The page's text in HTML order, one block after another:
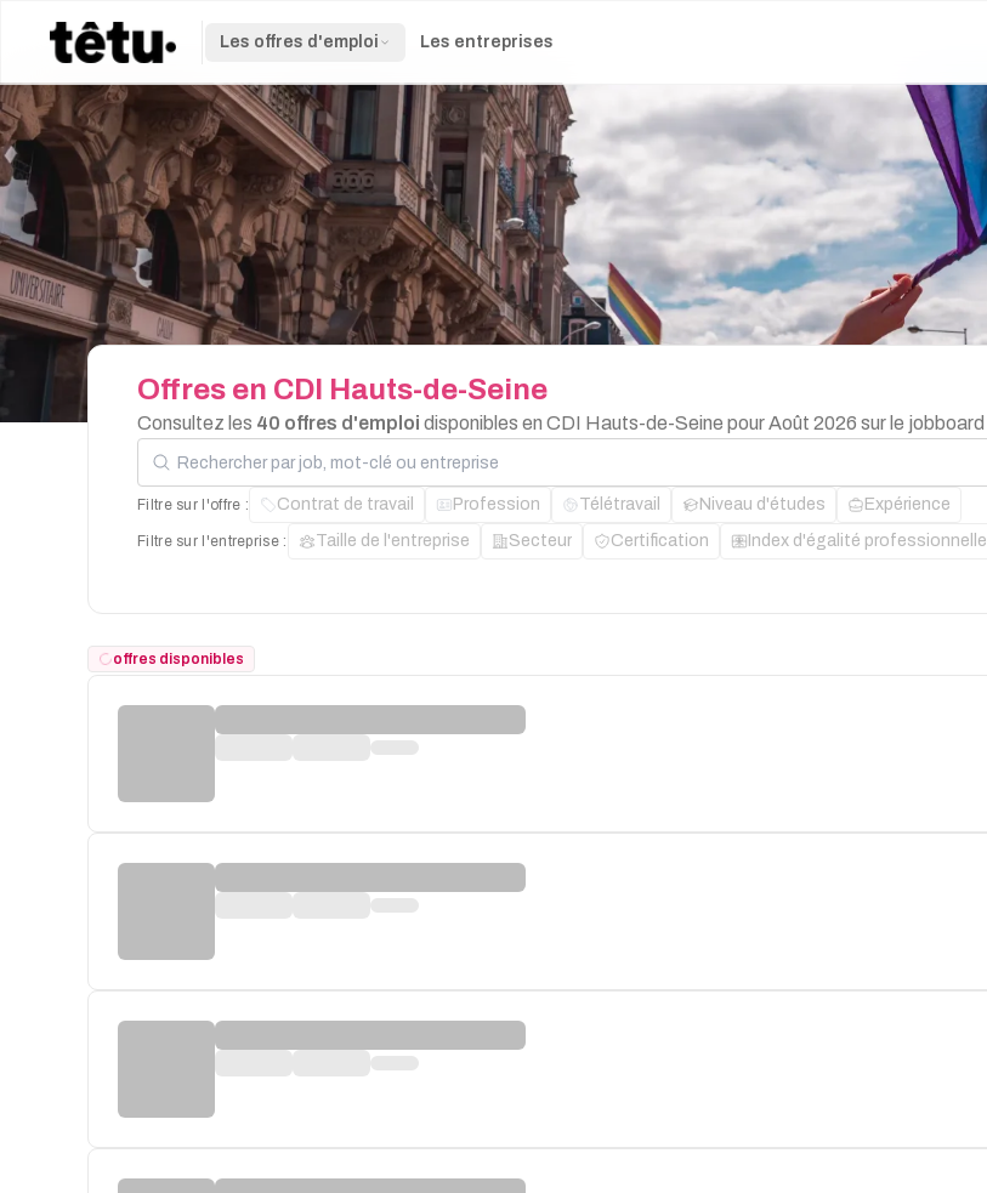
Les offres d'emploi Les entreprises
Offres en CDI Hauts-de-Seine
Consultez les 40 offres d'emploi disponibles en CDI Hauts-de-Seine pour Août 2026 sur le jobboard
Rechercher par job, mot-clé ou entreprise
Filtre sur l'offre : Contrat de travail Profession Télétravail Niveau d'études Expérience
Filtre sur l'entreprise : Taille de l'entreprise Secteur Certification Index d'égalité professionnelle
offres disponibles